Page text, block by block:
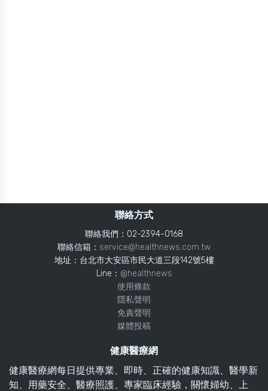
聯絡方式
聯絡我們：02-2394-0168
聯絡信箱： service@healthnews.com.tw
地址：台北市大安區市民大道三段142號5樓
Line： @healthnews
使用條款
隱私聲明
免責聲明
媒體投稿
健康醫療網
健康醫療網每日提供專業、即時、正確的健康知識、醫學新
知、用藥安全、醫療照護、專家臨床經驗，關懷婦幼、上